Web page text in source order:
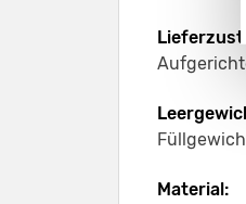
Material: